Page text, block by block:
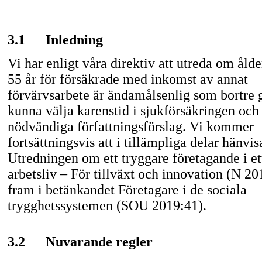
3.1
Inledning
Vi har enligt våra direktiv att utreda om
55 år för försäkrade med inkomst av annat
förvärvsarbete är ändamålsenlig som bortre
kunna välja karenstid i sjukförsäkringen
nödvändiga författningsförslag. Vi kommer
fortsättningsvis att i tillämpliga delar
Utredningen om ett tryggare företagande i
arbetsliv – För tillväxt och innovation (N
fram i betänkandet Företagare i de sociala
trygghetssystemen (SOU 2019:41).
3.2 Nuvarande regler